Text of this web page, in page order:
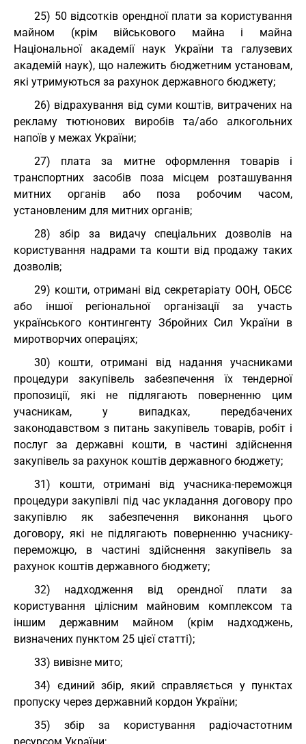
25) 50 відсотків орендної плати за користування
майном (крім військового майна і майна
Національної академії наук України та галузевих
академій наук), що належить бюджетним установам,
які утримуються за рахунок державного бюджету;
26) відрахування від суми коштів, витрачених на
рекламу тютюнових виробів та/або алкогольних
напоїв у межах України;
27) плата за митне оформлення товарів і
транспортних засобів поза місцем розташування
митних органів або поза робочим часом,
установленим для митних органів;
28) збір за видачу спеціальних дозволів на
користування надрами та кошти від продажу таких
дозволів;
29) кошти, отримані від секретаріату ООН, ОБСЄ
або іншої регіональної організації за участь
українського контингенту Збройних Сил України в
миротворчих операціях;
30) кошти, отримані від надання учасниками
процедури закупівель забезпечення їх тендерної
пропозиції, які не підлягають поверненню цим
учасникам, у випадках, передбачених
законодавством з питань закупівель товарів, робіт і
послуг за державні кошти, в частині здійснення
закупівель за рахунок коштів державного бюджету;
31) кошти, отримані від учасника-переможця
процедури закупівлі під час укладання договору про
закупівлю як забезпечення виконання цього
договору, які не підлягають поверненню учаснику-
переможцю, в частині здійснення закупівель за
рахунок коштів державного бюджету;
32) надходження від орендної плати за
користування цілісним майновим комплексом та
іншим державним майном (крім надходжень,
визначених пунктом 25 цієї статті);
33) вивізне мито;
34) єдиний збір, який справляється у пунктах
пропуску через державний кордон України;
35) збір за користування радіочастотним